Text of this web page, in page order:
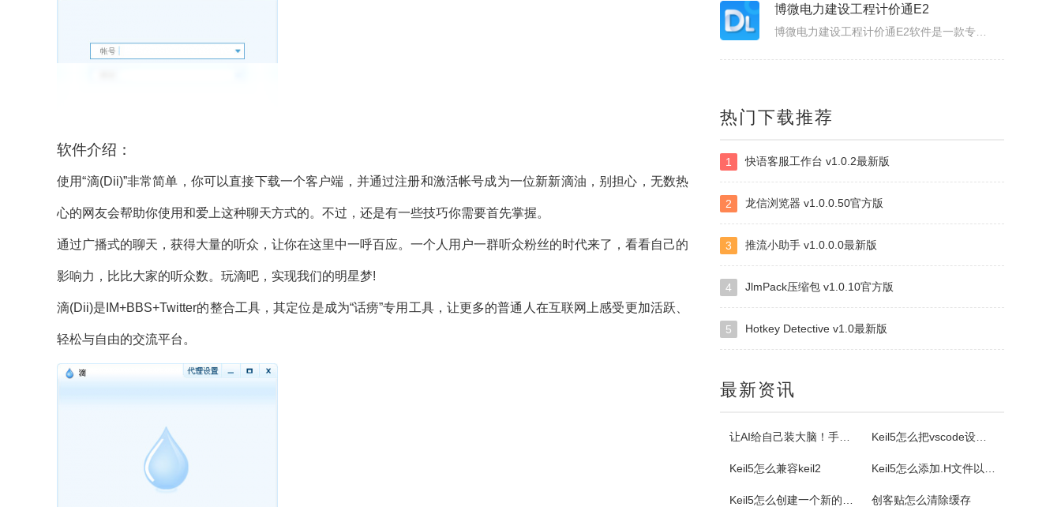
软件介绍：
使用“滴(Dii)”非常简单，你可以直接下载一个客户端，并通过注册和激活帐号成为一位新新滴油，别担心，无数热
心的网友会帮助你使用和爱上这种聊天方式的。不过，还是有一些技巧你需要首先掌握。
通过广播式的聊天，获得大量的听众，让你在这里中一呼百应。一个人用户一群听众粉丝的时代来了，看看自己的
影响力，比比大家的听众数。玩滴吧，实现我们的明星梦!
滴(Dii)是IM+BBS+Twitter的整合工具，其定位是成为“话痨”专用工具，让更多的普通人在互联网上感受更加活跃、
轻松与自由的交流平台。
博微电力建设工程计价通E2
格尔维一键建站软件
Offline Commander
OfflineCommander是一个网页抓取工具，支持FILE、HTTP、HTTPS、FTP协议和Proxy，还可以对抓取回来的网页资料做关键字、网址、标题、内文、文件大小、格式、文件修改日期等检索设置。
热门下载推荐
1 快语客服工作台 v1.0.2最新版
2 龙信浏览器 v1.0.0.50官方版
3 推流小助手 v1.0.0.0最新版
4 JlmPack压缩包 v1.0.10官方版
5 Hotkey Detective v1.0最新版
最新资讯
让AI给自己装大脑！手把手教你学会安装使用Agent Skill Keil5怎么把vscode设置外部编辑器
Keil5怎么兼容keil2 Keil5怎么添加.H文件以及Keil5添加.H文件的方法
Keil5怎么创建一个新的51单片机项目 创客贴怎么清除缓存